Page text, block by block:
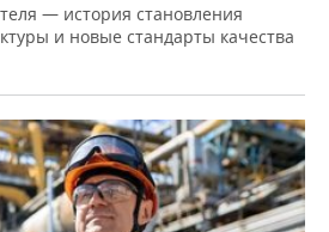
— история становления
и новые стандарты качества